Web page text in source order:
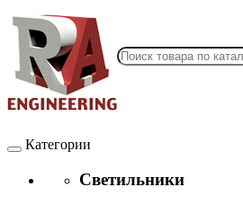
Категории
Светильники